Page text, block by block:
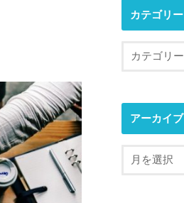
カテゴリー
アーカイブ